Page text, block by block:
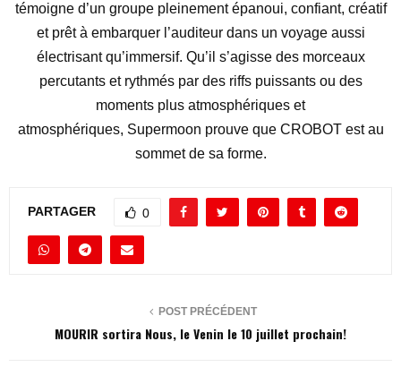
témoigne d’un groupe pleinement épanoui, confiant, créatif
et prêt à embarquer l’auditeur dans un voyage aussi
électrisant qu’immersif. Qu’il s’agisse des morceaux
percutants et rythmés par des riffs puissants ou des
moments plus atmosphériques et
atmosphériques, Supermoon prouve que CROBOT est au
sommet de sa forme.
PARTAGER 0
POST PRÉCÉDENT
MOURIR sortira Nous, le Venin le 10 juillet prochain!